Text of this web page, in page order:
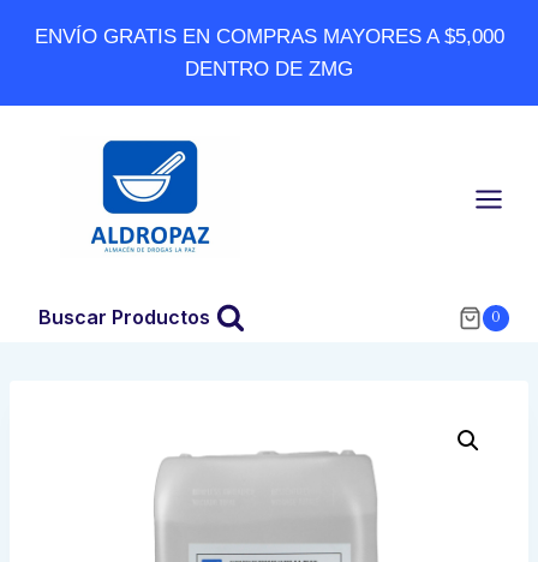
ENVÍO GRATIS EN COMPRAS MAYORES A $5,000
DENTRO DE ZMG
Buscar Productos 0